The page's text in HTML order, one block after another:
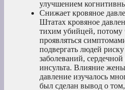
улучшением
Снижает кровяное
Штатах кровяное
тихим убийцей, потому
проявляться
подвергать людей
заболеваний,
инсульта. Влияние
давление изучалось
был сделан вывод о